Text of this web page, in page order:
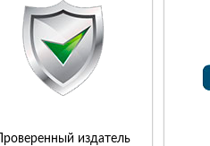
Проверенный издатель